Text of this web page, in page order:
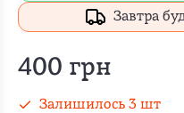
Завтра
400 грн
Залишилось 3 шт